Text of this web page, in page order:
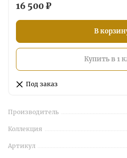
16 500 ₽
В
Купить в 1
Под заказ
Производитель
Коллекция
Артикул